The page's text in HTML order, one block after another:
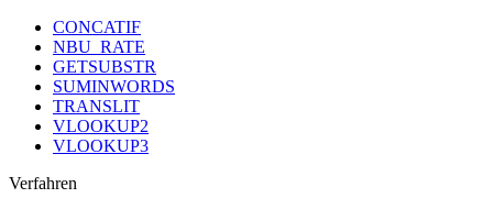
CONCATIF
NBU_RATE
GETSUBSTR
SUMINWORDS
TRANSLIT
VLOOKUP2
VLOOKUP3
Verfahren